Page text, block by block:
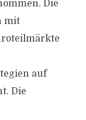
Die
mit
auf
Die